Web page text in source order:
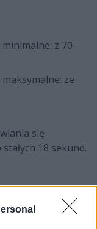
z 70-
ze
się
18 sekund.
do 28.